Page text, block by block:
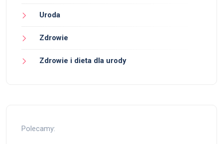
Uroda
Zdrowie
Zdrowie i dieta dla urody
Polecamy: